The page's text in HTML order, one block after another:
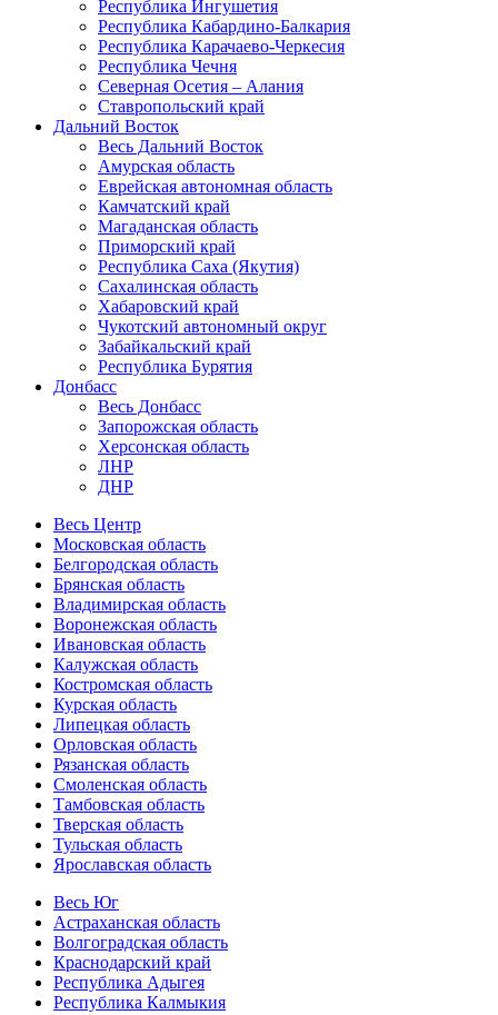
Республика Ингушетия
Республика Кабардино-Балкария
Республика Карачаево-Черкесия
Республика Чечня
Северная Осетия – Алания
Ставропольский край
Дальний Восток
Весь Дальний Восток
Амурская область
Еврейская автономная область
Камчатский край
Магаданская область
Приморский край
Республика Саха (Якутия)
Сахалинская область
Хабаровский край
Чукотский автономный округ
Забайкальский край
Республика Бурятия
Донбасс
Весь Донбасс
Запорожская область
Херсонская область
ЛНР
ДНР
Весь Центр
Московская область
Белгородская область
Брянская область
Владимирская область
Воронежская область
Ивановская область
Калужская область
Костромская область
Курская область
Липецкая область
Орловская область
Рязанская область
Смоленская область
Тамбовская область
Тверская область
Тульская область
Ярославская область
Весь Юг
Астраханская область
Волгоградская область
Краснодарский край
Республика Адыгея
Республика Калмыкия